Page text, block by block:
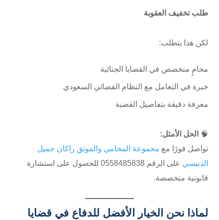
طلب تخفيف العقوبة
لكن هذا يتطلب:
محامٍ متخصص في القضايا الجنائية
خبرة في التعامل مع النظام القضائي السعودي
معرفة دقيقة بتفاصيل القضية
🧠
الحل الأمثل:
تواصل فورًا مع مجموعة المحامي والموثق راكان جميل
الدبيسي
على الرقم ⁦0558485838⁩ للحصول على استشارة
قانونية متخصصة.
لماذا نحن الخيار الأفضل للدفاع في قضايا